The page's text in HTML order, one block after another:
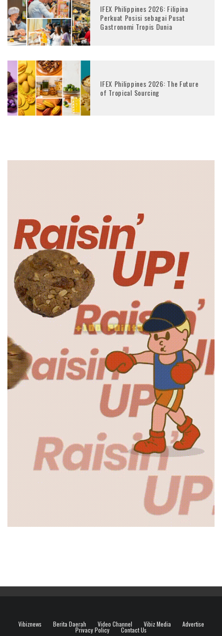
IFEX Philippines 2026: Filipina
Perkuat Posisi sebagai Pusat
Gastronomi Tropis Dunia
IFEX Philippines 2026: The Future
of Tropical Sourcing
Vibiznews Berita Daerah Video Channel Vibiz Media Advertise
Privacy Policy Contact Us